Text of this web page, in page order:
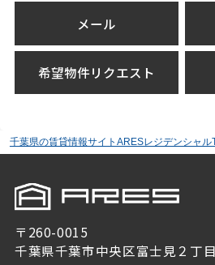
メール
希望物件リクエスト
千葉県の賃貸情報サイトARESレジデンシャル
〒260-0015
千葉県千葉市中央区富士見２丁